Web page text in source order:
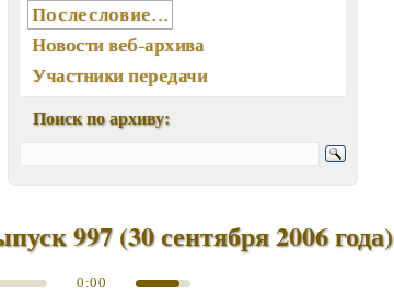
Послесловие...
Новости веб-архива
Участники передачи
Статьи, интервью, книги
Мелодии экрана и сцены
Памятные даты августа
Песни, мелодии
Поиск по архиву:
997 (30 сентября 2006 года)
0:00